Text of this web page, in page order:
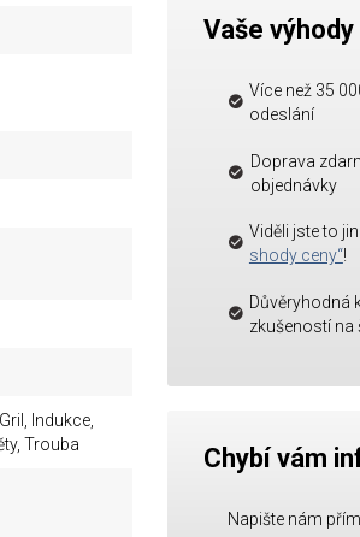
Indukce,
Trouba
Vaše výhody
Více než 35
odeslání
Doprava
objednávky
Viděli jste to
shody ceny“!
Důvěryhodná
zkušeností na
Chybí vám
Napište nám